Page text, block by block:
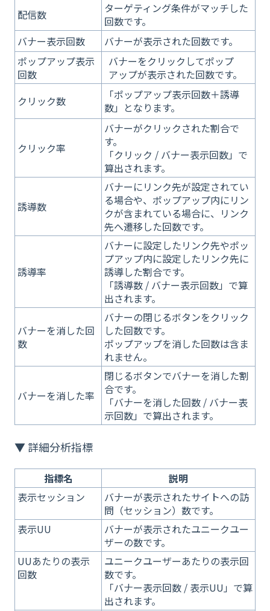
配信数
ターゲティング条件がマッチした
回数です。
バナー表示回数
バナーが表示された回数です。
ポップアップ表示
回数
バナーをクリックしてポップ
アップが表示された回数です。
クリック数
「ポップアップ表示回数＋誘導
数」となります。
クリック率
バナーがクリックされた割合で
す。
「クリック / バナー表示回数」で
算出されます。
誘導数
バナーにリンク先が設定されてい
る場合や、ポップアップ内にリン
クが含まれている場合に、リンク
先へ遷移した回数です。
誘導率
バナーに設定したリンク先やポッ
プアップ内に設定したリンク先に
誘導した割合です。
「誘導数 / バナー表示回数」で算
出されます。
バナーを消した回
数
バナーの閉じるボタンをクリック
した回数です。
ポップアップを消した回数は含ま
れません。
バナーを消した率
閉じるボタンでバナーを消した割
合です。
「バナーを消した回数 / バナー表
示回数」で算出されます。
▼ 詳細分析指標
指標名
説明
表示セッション
バナーが表示されたサイトへの訪
問（セッション）数です。
表示UU
バナーが表示されたユニークユー
ザーの数です。
UUあたりの表示
回数
ユニークユーザーあたりの表示回
数です。
「バナー表示回数 / 表示UU」で算
出されます。